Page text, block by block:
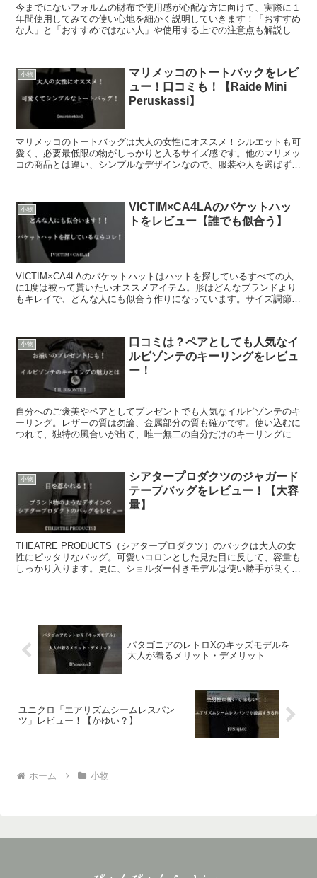
今までにないフォルムの財布で使用感が心配な方に向けて、実際に１
年間使用してみての使い心地を細かく説明していきます！「おすすめ
な人」と「おすすめではない人」や使用する上での注意点も解説して
小物
マリメッコのトートバックをレビ
ュー！口コミも！【Raide Mini
Peruskassi】
マリメッコのトートバッグは大人の女性にオススメ！シルエットも可
愛く、必要最低限の物がしっかりと入るサイズ感です。他のマリメッ
コの商品とは違い、シンプルなデザインなので、服装や人を選ばず愛
小物
VICTIM×CA4LAのバケットハッ
トをレビュー【誰でも似合う】
VICTIM×CA4LAのバケットハットはハットを探しているすべての人
に1度は被って貰いたいオススメアイテム。形はどんなブランドより
もキレイで、どんな人にも似合う作りになっています。サイズ調節も
小物
口コミは？ペアとしても人気なイ
ルビゾンテのキーリングをレビュ
ー！
自分へのご褒美やペアとしてプレゼントでも人気なイルビゾンテのキ
ーリング。レザーの質は勿論、金属部分の質も確かです。使い込むに
つれて、独特の風合いが出て、唯一無二の自分だけのキーリングに育
小物
シアタープロダクツのジャガード
テープバッグをレビュー！【大容
量】
THEATRE PRODUCTS（シアタープロダクツ）のバックは大人の女
性にピッタリなバッグ。可愛いコロンとした見た目に反して、容量も
しっかり入ります。更に、ショルダー付きモデルは使い勝手が良く、
パタゴニアのレトロXのキッズモデルを
大人が着るメリット・デメリット
ユニクロ「エアリズムシームレスパン
ツ」レビュー！【かゆい？】
ホーム 小物